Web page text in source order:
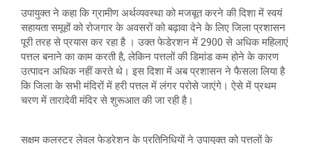
उपायुक्त ने कहा कि ग्रामीण अर्थव्यवस्था को मजबूत करने की दिशा में स्वयं
सहायता समूहों को रोजगार के अवसरों को बढ़ावा देने के लिए जिला प्रशासन
पूरी तरह से प्रयास कर रहा है । उक्त फेडेरशन में 2900 से अधिक महिलाएं
पत्तल बनाने का काम करती है, लेकिन पत्तलों की डिमांड कम होने के कारण
उत्पादन अधिक नहीं करते थे। इस दिशा में अब प्रशासन ने फैसला लिया है
कि जिला के सभी मंदिरों में हरी पत्तल में लंगर परोसे जाएंगे। ऐसे में प्रथम
चरण में तारादेवी मंदिर से शुरूआत की जा रही है।
सक्षम कलस्टर लेवल फेडरेशन के प्रतिनिधियों ने उपायुक्त को पत्तलों के